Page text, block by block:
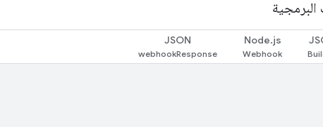
البرمجية
Node.js
JSON